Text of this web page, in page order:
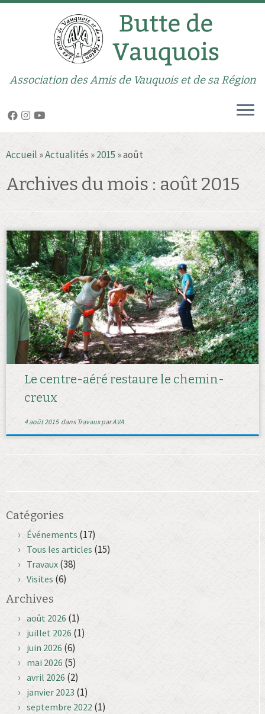
au
Association des Amis de Vauquois et de sa Région
Accueil »Actualités »2015 »août
Archives du mois : août 2015
Le centre-aéré restaure le chemin-
creux
4 août 2015dans TravauxparAVA
Catégories
Événements (17)
Tous les articles (15)
Travaux (38)
Visites (6)
Archives
août 2026 (1)
juillet 2026 (1)
juin 2026 (6)
mai 2026 (5)
avril 2026 (2)
janvier 2023 (1)
septembre 2022 (1)